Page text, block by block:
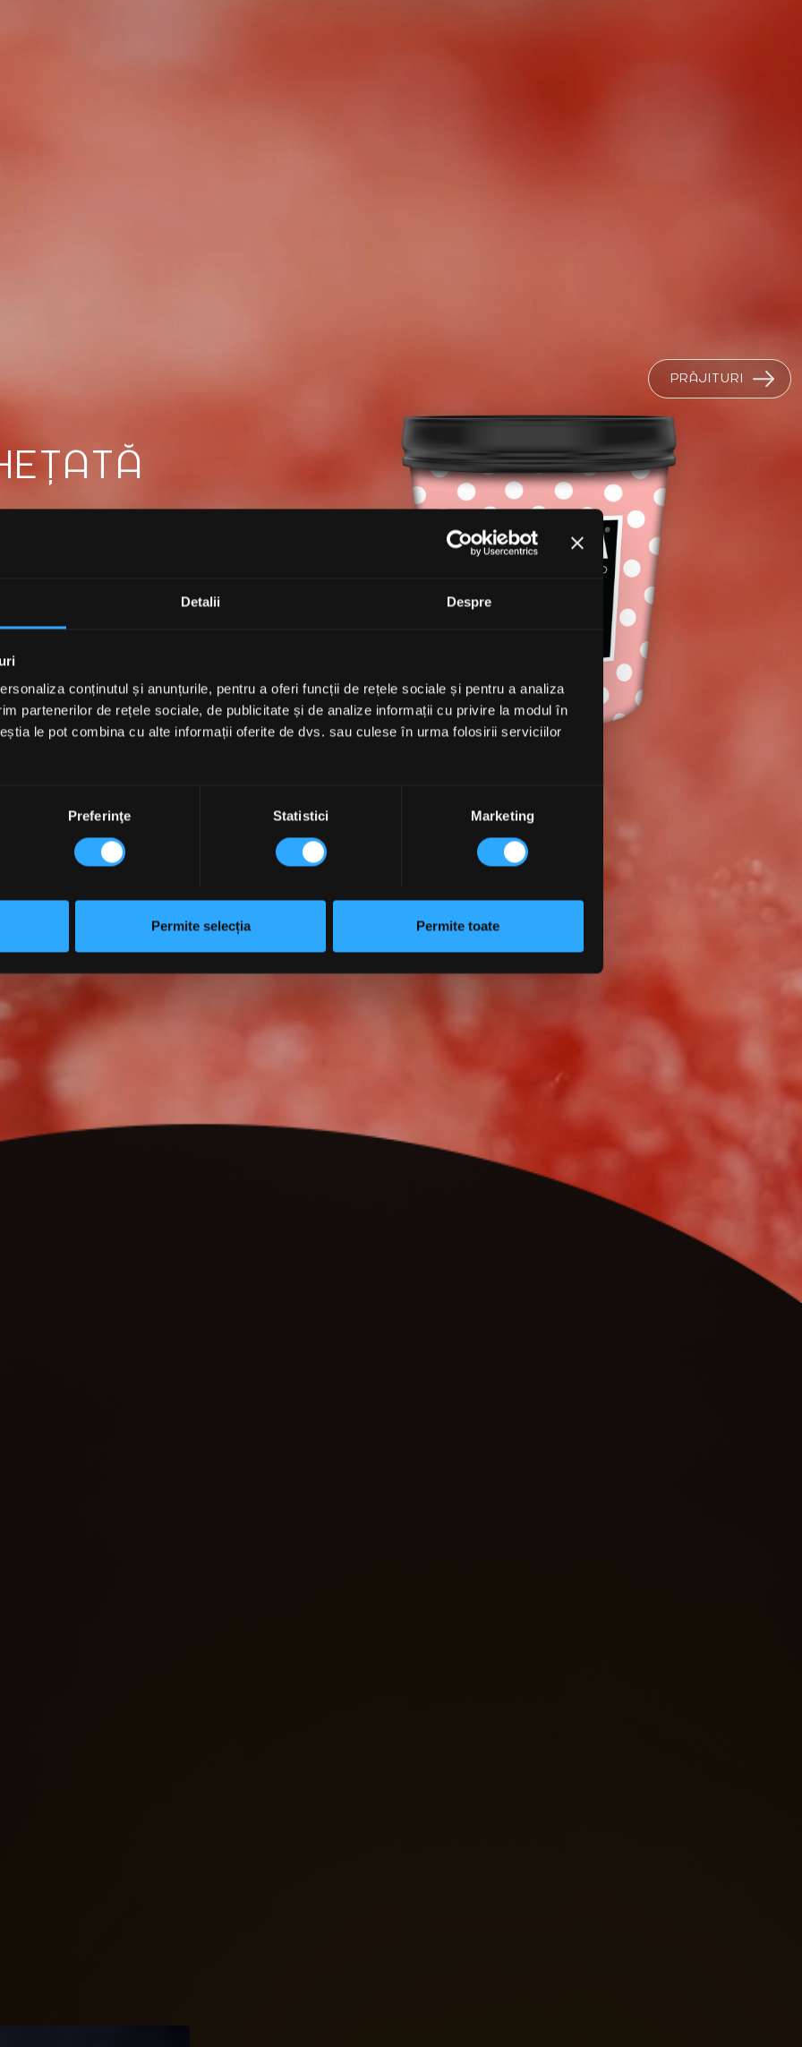
Detalii Despre
conținutul și anunțurile, pentru a oferi funcții de rețele sociale și pentru a analiza
partenerilor de rețele sociale, de publicitate și de analize informații cu privire la modul în
le pot combina cu alte informații oferite de dvs. sau culese în urma folosirii serviciilor
Preferinţe Statistici Marketing
Permite selecția Permite toate
cu texturi perfect cremoase.
cu piure de fructe, apă și un
la bucurie. Aici, înghețata nu
o poți savura zilnic, fără nicio
PRĂJITURI